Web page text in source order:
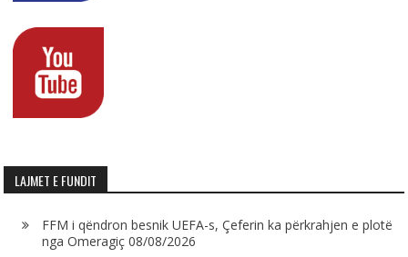
LAJMET E FUNDIT
FFM i qëndron besnik UEFA-s, Çeferin ka përkrahjen e plotë
nga Omeragiç 08/08/2026